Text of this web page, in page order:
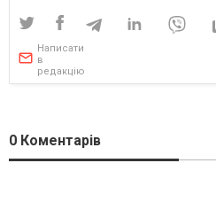
Написати
в
редакцію
0 Коментарів